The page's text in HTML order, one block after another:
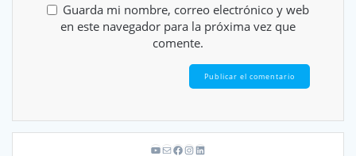
Guarda mi nombre, correo electrónico y web
en este navegador para la próxima vez que
comente.
YouTube
Correo electrónico
Facebook
Instagram
LinkedIn